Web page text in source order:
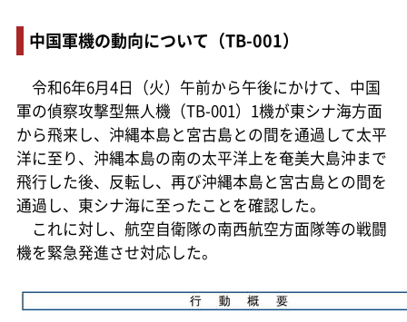
中国軍機の動向について（TB-001）
令和6年6月4日（火）午前から午後にかけて、中国
軍の偵察攻撃型無人機（TB-001）1機が東シナ海方面
から飛来し、沖縄本島と宮古島との間を通過して太平
洋に至り、沖縄本島の南の太平洋上を奄美大島沖まで
飛行した後、反転し、再び沖縄本島と宮古島との間を
通過し、東シナ海に至ったことを確認した。
これに対し、航空自衛隊の南西航空方面隊等の戦闘
機を緊急発進させ対応した。